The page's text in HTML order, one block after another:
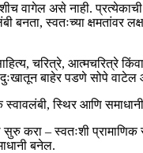
वागेल असे नाही.
बनता, स्वतःच्या क्षमतांवर
चरित्रे, आत्मचरित्रे
बाहेर पडणे सोपे
स्थिर आणि
करा – स्वतःशी प्रामाणिक
बनेल.